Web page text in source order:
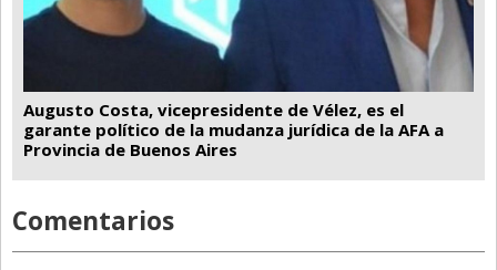
Augusto Costa, vicepresidente de Vélez, es el
garante político de la mudanza jurídica de la AFA a
Provincia de Buenos Aires
Comentarios